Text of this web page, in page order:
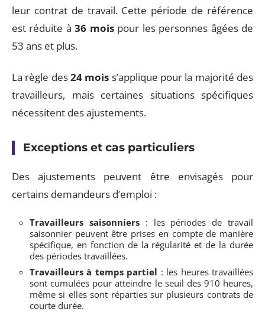
leur contrat de travail. Cette période de référence
est réduite à36 moispour les personnes âgées de
53 ans et plus.
La règle des24 mois s’applique pour la majorité des
travailleurs, mais certaines situations spécifiques
nécessitent des ajustements.
Exceptions et cas particuliers
Des ajustements peuvent être envisagés pour
certains demandeurs d’emploi :
Travailleurs saisonniers: les périodes de travail
saisonnier peuvent être prises en compte de manière
spécifique, en fonction de la régularité et de la durée
des périodes travaillées.
Travailleurs à temps partiel : les heures travaillées
sont cumulées pour atteindre le seuil des 910 heures,
même si elles sont réparties sur plusieurs contrats de
courte durée.